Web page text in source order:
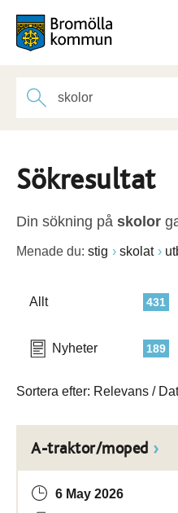
Sökresultat
Din sökning på skolor
Menade du: stig skolat
431
Allt
189
Nyheter
Sortera efter: Relevans /
A-traktor/moped
6 May 2026